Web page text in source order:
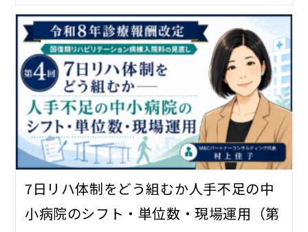
7日リハ体制をどう組むか――人手不足の中
小病院のシフト・単位数・現場運用（第